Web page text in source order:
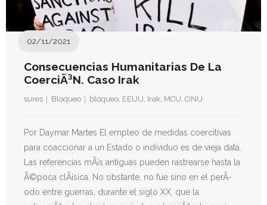
Consecuencias Humanitarias De La
CoerciÃ³n. Caso Irak
02/11/2021
sures Bloqueo bloqueo EEUU Irak MCU ONU
Por Daymar Martes El empleo de medidas coercitivas
para coaccionar a un Estado o individuo es de vieja data.
Las referencias mÃ¡s antiguas pueden rastrearse hasta la
Ã©poca clÃ¡sica. No obstante, no fue sino en el perÃ­
odo entre guerras, durante el siglo XX, que la